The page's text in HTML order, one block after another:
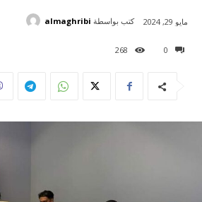
0
268
مايو 29, 2024 كتب بواسطة almaghribi